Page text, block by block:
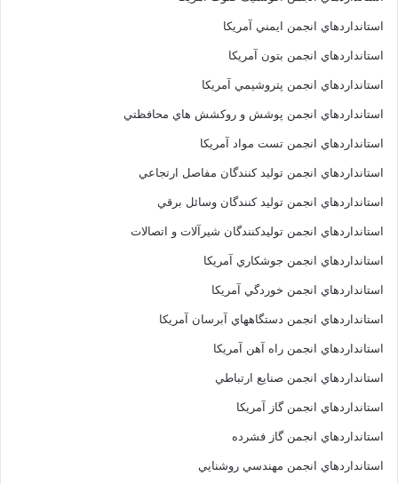
استانداردهاي انجمن ايمني آمريکا
استانداردهاي انجمن بتون آمريکا
استانداردهاي انجمن پتروشيمي آمريکا
استانداردهاي انجمن پوشش و روکشش هاي محافظتي
استانداردهاي انجمن تست مواد آمريکا
استانداردهاي انجمن توليد کنندگان مفاصل ارتجاعي
استانداردهاي انجمن توليد کنندگان وسائل برقي
استانداردهاي انجمن توليدکنندگان شيرآلات و اتصالات
استانداردهاي انجمن جوشکاري آمريکا
استانداردهاي انجمن خوردگي آمريکا
استانداردهاي انجمن دستگاههاي آبرسان آمريکا
استانداردهاي انجمن راه آهن آمريکا
استانداردهاي انجمن صنايع ارتباطي
استانداردهاي انجمن گاز آمريکا
استانداردهاي انجمن گاز فشرده
استانداردهاي انجمن مهندسي روشنايي